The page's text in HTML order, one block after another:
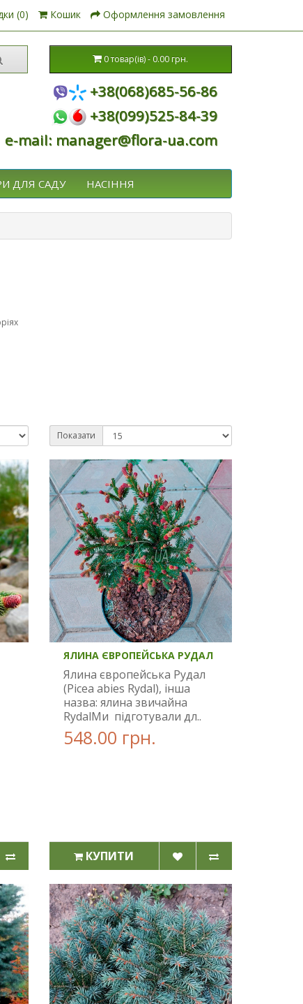
(0) Кошик Оформлення замовлення
0 товар(ів) - 0.00 грн.
+38(068)685-56-86
+38(099)525-84-39
e-mail: manager@flora-ua.com
ДЛЯ САДУ НАСІННЯ
Показати
ЯЛИНА ЄВРОПЕЙСЬКА РУДАЛ
Ялина європейська Рудал
(Picea abies Rydal), інша
назва: ялина звичайна
RydalМи підготували дл..
548.00 грн.
КУПИТИ